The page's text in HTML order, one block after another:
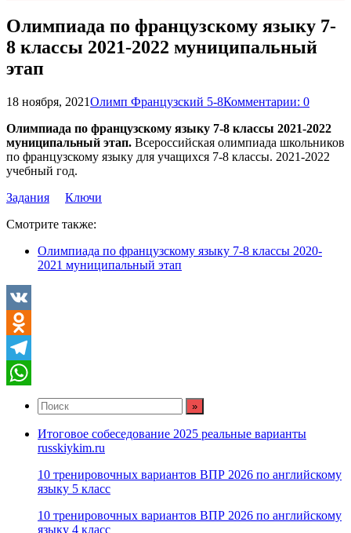
Олимпиада по французскому языку 7-
8 классы 2021-2022 муниципальный
этап
18 ноября, 2021Олимп Французский 5-8Комментарии: 0
Олимпиада по французскому языку 7-8 классы 2021-2022
муниципальный этап. Всероссийская олимпиада школьников
по французскому языку для учащихся 7-8 классы. 2021-2022
учебный год.
Задания
Ключи
Смотрите также:
Олимпиада по французскому языку 7-8 классы 2020-
2021 муниципальный этап
VK
Odnoklassniki
Telegram
WhatsApp
Итоговое собеседование 2025 реальные варианты
russkiykim.ru
10 тренировочных вариантов ВПР 2026 по английскому
языку 5 класс
10 тренировочных вариантов ВПР 2026 по английскому
языку 4 класс